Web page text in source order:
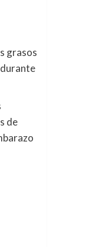
grasos
de